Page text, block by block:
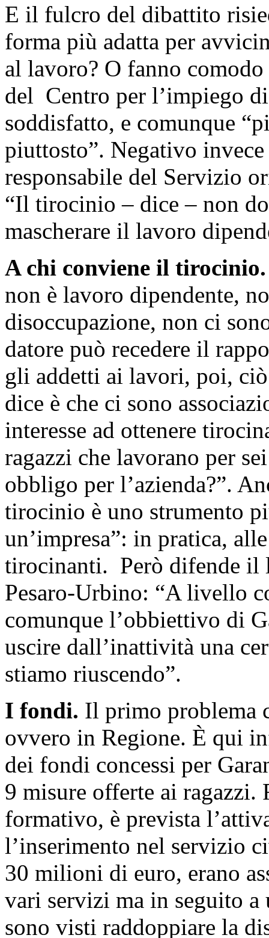
E il fulcro del dibattito
forma più adatta per
al lavoro? O fanno
del Centro per l’impiego
soddisfatto, e comunque
piuttosto”. Negativo
responsabile del Servizio
“Il tirocinio – dice – non
mascherare il lavoro
A chi conviene il tirocinio.
non è lavoro dipendente,
disoccupazione, non ci
datore può recedere il
gli addetti ai lavori, poi, ciò
dice è che ci sono
interesse ad ottenere
ragazzi che lavorano per
obbligo per l’azienda?”.
tirocinio è uno strumento
un’impresa”: in pratica,
tirocinanti. Però difende il
Pesaro-Urbino: “A livello
comunque l’obbiettivo di
uscire dall’inattività una
stiamo riuscendo”.
I fondi. Il primo problema
ovvero in Regione. È qui
dei fondi concessi per
9 misure offerte ai
formativo, è prevista
l’inserimento nel servizio
30 milioni di euro, erano
vari servizi ma in seguito
sono visti raddoppiare la